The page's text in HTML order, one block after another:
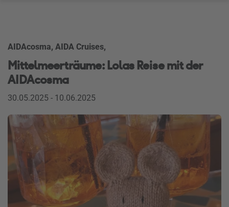
AIDAcosma, AIDA Cruises,
Mittelmeerträume: Lolas Reise mit der
AIDAcosma
30.05.2025 - 10.06.2025